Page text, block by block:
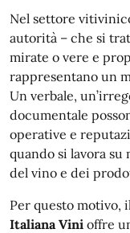
Nel settore
autorità – che si
mirate o vere e
rappresentano un
Un verbale,
documentale
operative e
quando si lavora
del vino e dei
Per questo motivo,
Italiana Vini offre